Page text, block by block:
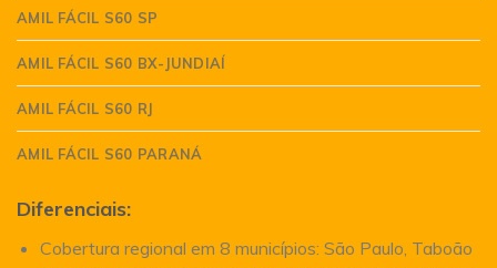
AMIL FÁCIL S60 SP
AMIL FÁCIL S60 BX-JUNDIAÍ
AMIL FÁCIL S60 RJ
AMIL FÁCIL S60 PARANÁ
Diferenciais:
Cobertura regional em 8 municípios: São Paulo, Taboão